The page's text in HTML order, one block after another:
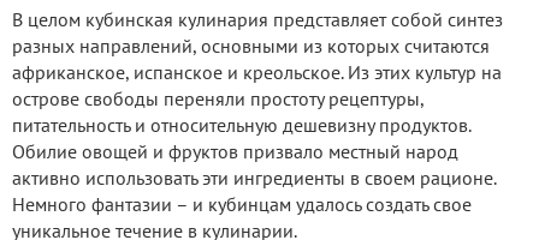
В целом кубинская кулинария представляет собой синтез
разных направлений, основными из которых считаются
африканское, испанское и креольское. Из этих культур на
острове свободы переняли простоту рецептуры,
питательность и относительную дешевизну продуктов.
Обилие овощей и фруктов призвало местный народ
активно использовать эти ингредиенты в своем рационе.
Немного фантазии – и кубинцам удалось создать свое
уникальное течение в кулинарии.